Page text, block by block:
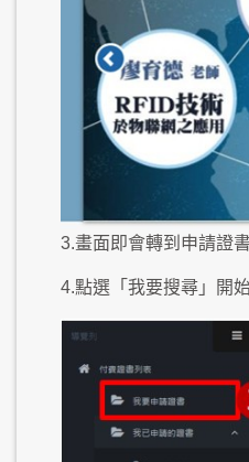
3.畫面即會轉到申請證
4.點選「我要搜尋」開